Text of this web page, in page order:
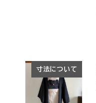
寸法について